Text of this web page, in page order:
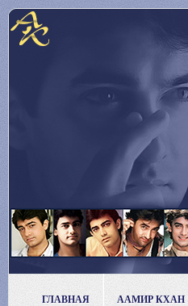
ГЛАВНАЯ ААМИР КХАН